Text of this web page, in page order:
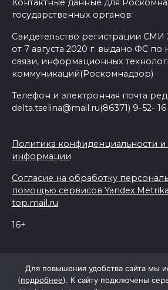
Контактные данные для
государственных органов:
Свидетельство регистрации
от 7 августа 2020 г. выдано ФС по
связи, информационных
коммуникаций(Роскомнадзор)
Телефон и электронная почта
delta.tselina@mail.ru(86371) 9-52- 16
Политика конфиденциальности
информации
Согласие на обработку
помощью сервисов
top.mail.ru
16+
Для повышения удобства сайта мы
(подробнее). К сайту подключены